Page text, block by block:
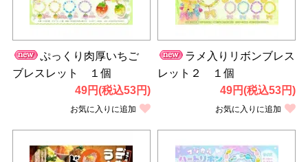
ぷっくり肉厚いちご
ブレスレット １個
49円(税込53円)
お気に入りに追加
ラメ入りリボンブレス
レット２ １個
49円(税込53円)
お気に入りに追加